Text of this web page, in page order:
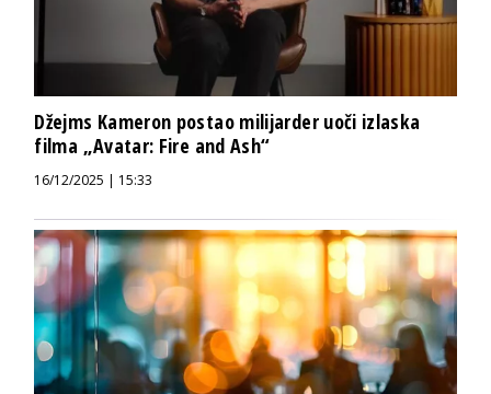
Džejms Kameron postao milijarder uoči izlaska
filma „Avatar: Fire and Ash“
16/12/2025 | 15:33